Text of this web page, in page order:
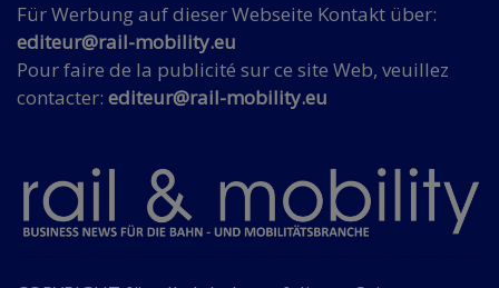
Für Werbung auf dieser Webseite Kontakt über:
editeur@rail-mobility.eu
Pour faire de la publicité sur ce site Web, veuillez
contacter: editeur@rail-mobility.eu